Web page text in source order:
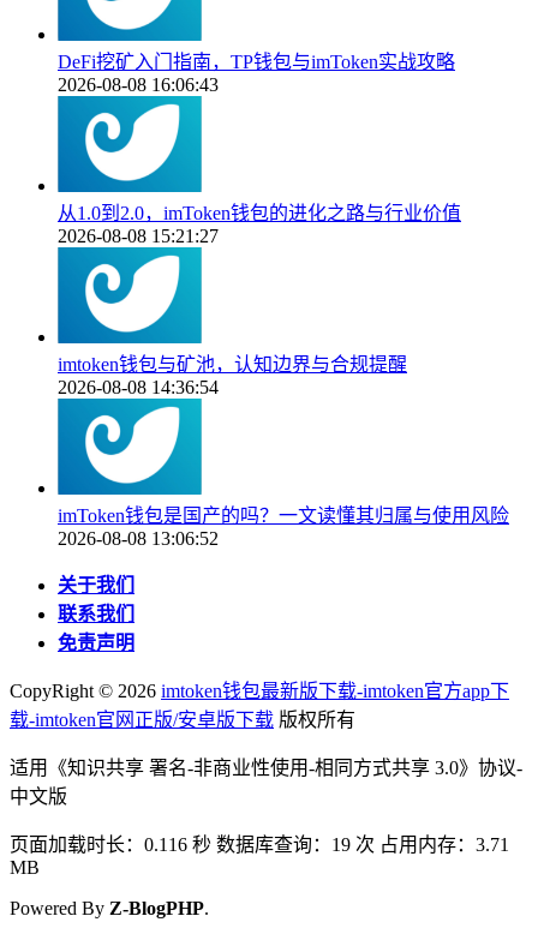
DeFi挖矿入门指南，TP钱包与imToken实战攻略
2026-08-08 16:06:43
从1.0到2.0，imToken钱包的进化之路与行业价值
2026-08-08 15:21:27
imtoken钱包与矿池，认知边界与合规提醒
2026-08-08 14:36:54
imToken钱包是国产的吗？一文读懂其归属与使用风险
2026-08-08 13:06:52
关于我们
联系我们
免责声明
CopyRight © 2026 imtoken钱包最新版下载-imtoken官方app下
载-imtoken官网正版/安卓版下载 版权所有
适用《知识共享 署名-非商业性使用-相同方式共享 3.0》协议-
中文版
页面加载时长：0.116 秒 数据库查询：19 次 占用内存：3.71
MB
Powered By Z-BlogPHP.